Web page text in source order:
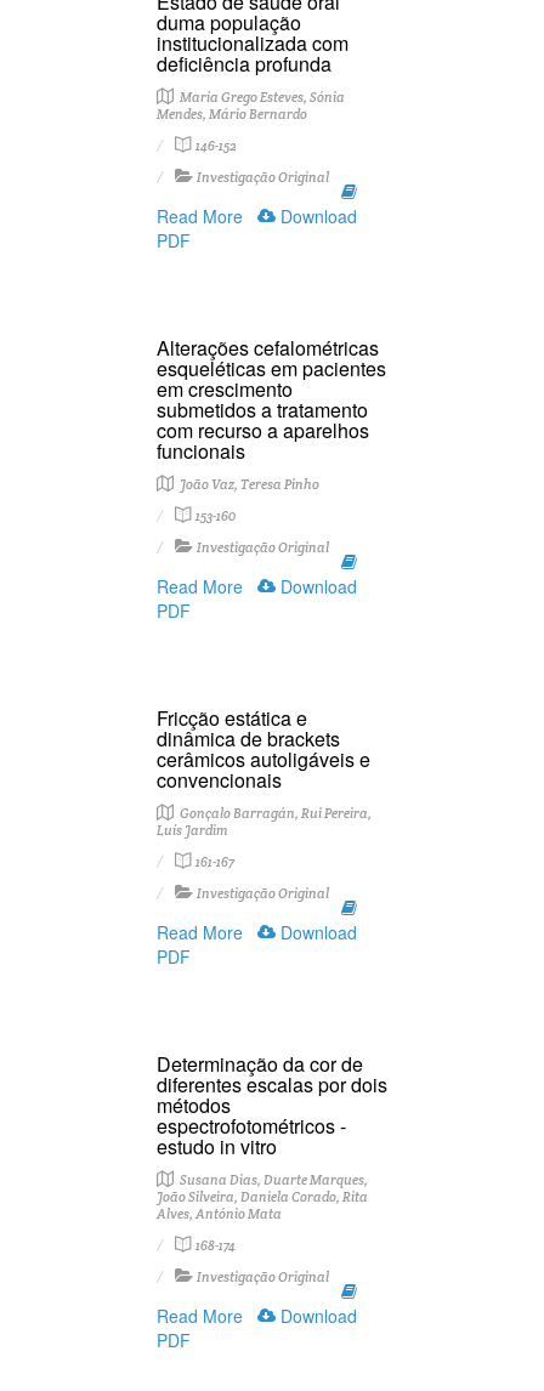
duma população
institucionalizada com
deficiência profunda
Maria Grego Esteves, Sónia
Mendes, Mário Bernardo
146-152
Investigação Original
Read More
Download
PDF
Alterações cefalométricas
esqueléticas em pacientes
em crescimento
submetidos a tratamento
com recurso a aparelhos
funcionais
João Vaz, Teresa Pinho
153-160
Investigação Original
Read More
Download
PDF
Fricção estática e
dinâmica de brackets
cerâmicos autoligáveis e
convencionais
Gonçalo Barragán, Rui Pereira,
Luís Jardim
161-167
Investigação Original
Read More
Download
PDF
Determinação da cor de
diferentes escalas por dois
métodos
espectrofotométricos -
estudo in vitro
Susana Dias, Duarte Marques,
João Silveira, Daniela Corado, Rita
Alves, António Mata
168-174
Investigação Original
Read More
Download
PDF